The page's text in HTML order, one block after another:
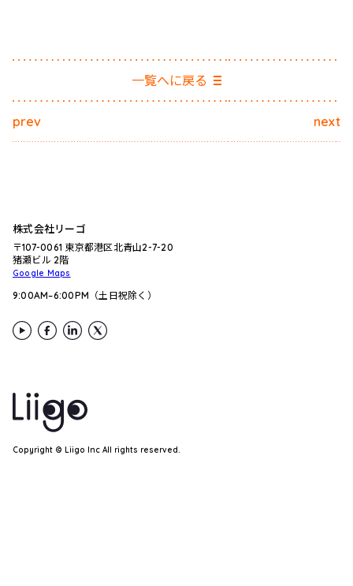
一覧へに戻る
prev next
株式会社リーゴ
〒107-0061 東京都港区北青山2-7-20
猪瀬ビル 2階
Google Maps
9:00AM–6:00PM（土日祝除く）
Copyright ©︎ Liigo Inc All rights reserved.